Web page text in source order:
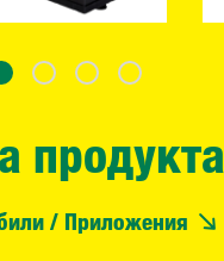
продукта
/ Приложения